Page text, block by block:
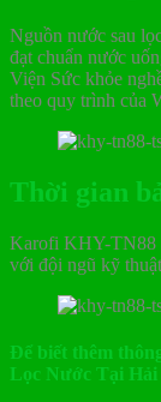
Nguồn nước sau
đạt chuẩn nước
Viện Sức khỏe
theo quy trình của
Thời gian
Karofi KHY-TN88
với đội ngũ kỹ
Để biết thêm
Lọc Nước Tại Hải